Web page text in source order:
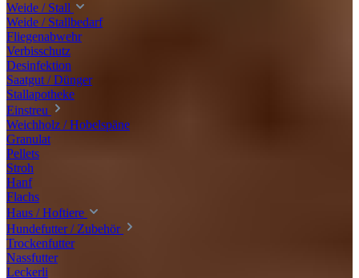
Weide / Stall
Weide / Stallbedarf
Fliegenabwehr
Verbisschutz
Desinfektion
Saatgut / Dünger
Stallapotheke
Einstreu
Weichholz / Hobelspäne
Granulat
Pellets
Stroh
Hanf
Flachs
Haus / Hoftiere
Hundefutter / Zubehör
Trockenfutter
Nassfutter
Leckerli